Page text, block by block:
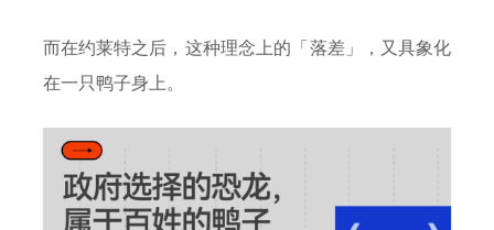
而在约莱特之后，这种理念上的「落差」，又具象化
在一只鸭子身上。